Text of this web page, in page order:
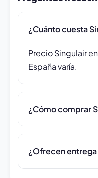
¿Cuánto cuesta
Precio Singulair
España varía.
¿Cómo comprar
¿Ofrecen entrega